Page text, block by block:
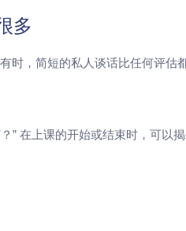
多
时，简短的私人谈话比任何评估
” 在上课的开始或结束时，可以